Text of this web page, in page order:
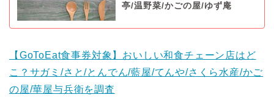
亭/温野菜/かごの屋/ゆず庵
【GoToEat食事券対象】おいしい和食チェーン店はど
こ？サガミ/さと/とんでん/藍屋/てんや/さくら水産/かご
の屋/華屋与兵衛を調査